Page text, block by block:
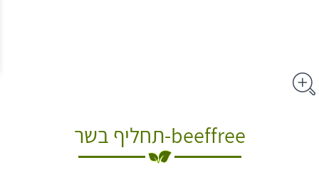
beeffree-תחליף בשר